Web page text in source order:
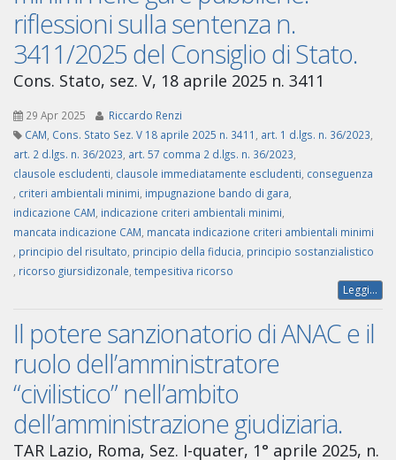
riflessioni sulla sentenza n.
3411/2025 del Consiglio di Stato.
Cons. Stato, sez. V, 18 aprile 2025 n. 3411
29 Apr 2025
Riccardo Renzi
CAM Cons. Stato Sez. V 18 aprile 2025 n. 3411 art. 1 d.lgs. n. 36/2023
art. 2 d.lgs. n. 36/2023 art. 57 comma 2 d.lgs. n. 36/2023
clausole escludenti clausole immediatamente escludenti conseguenza
criteri ambientali minimi impugnazione bando di gara
indicazione CAM indicazione criteri ambientali minimi
mancata indicazione CAM mancata indicazione criteri ambientali minimi
principio del risultato principio della fiducia principio sostanzialistico
ricorso giursidizonale tempesitiva ricorso
Leggi...
Il potere sanzionatorio di ANAC e il
ruolo dell’amministratore
“civilistico” nell’ambito
dell’amministrazione giudiziaria.
TAR Lazio, Roma, Sez. I-quater, 1° aprile 2025, n.